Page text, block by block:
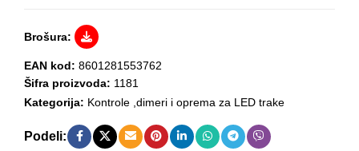
Brošura:
EAN kod: 8601281553762
Šifra proizvoda: 1181
Kategorija: Kontrole ,dimeri i oprema za LED trake
Podeli: